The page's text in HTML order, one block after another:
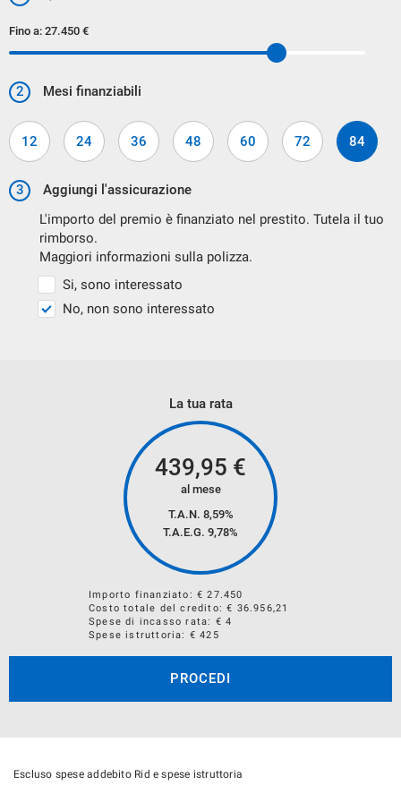
PER AVER UNA VALUTAZIONE ON LINE VI PREGHIAMO DI
INDICARE I SEGUENTI DATI:
MARCA
MODELLO
CHILOMETRI PERCORSI
ANNO IMMATRICOLAZIONE
SEGNALARE SE PRESENTI DANNI MECCANICI E/O
Fino a: 27.450 €
2 Mesi finanziabili
12 24 36 48 60 72 84
3
Aggiungi l'assicurazione
L'importo del premio è finanziato nel prestito. Tutela il tuo
rimborso.
Maggiori informazioni sulla polizza.
Si, sono interessato
No, non sono interessato
La tua rata
439,95 €
al mese
T.A.N. 8,59%
T.A.E.G. 9,78%
Importo finanziato: €27.450
Costo totale del credito: € 36.956,21
Spese di incasso rata: € 4
Spese istruttoria: € 425
PROCEDI
Escluso spese addebito Rid e spese istruttoria